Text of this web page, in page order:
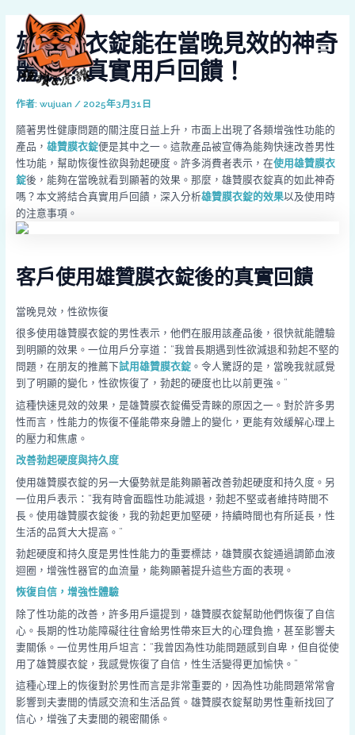
雄贊膜衣錠能在當晚見效的神奇
體驗？真實用戶回饋！
作者: wujuan / 2025年3月31日
隨著男性健康問題的關注度日益上升，市面上出現了各類增強性功能的
產品， 雄贊膜衣錠便是其中之一。這款產品被宣傳為能夠快速改善男性
性功能，幫助恢復性欲與勃起硬度。許多消費者表示，在使用雄贊膜衣
錠後，能夠在當晚就看到顯著的效果。那麼，雄贊膜衣錠真的如此神奇
嗎？本文將結合真實用戶回饋，深入分析雄贊膜衣錠的效果以及使用時
的注意事項。
客戶使用雄贊膜衣錠後的真實回饋
當晚見效，性欲恢復
很多使用雄贊膜衣錠的男性表示，他們在服用該產品後，很快就能體驗
到明顯的效果。一位用戶分享道：“我曾長期遇到性欲減退和勃起不堅的
問題，在朋友的推薦下試用雄贊膜衣錠。令人驚訝的是，當晚我就感覺
到了明顯的變化，性欲恢復了，勃起的硬度也比以前更強。”
這種快速見效的效果，是雄贊膜衣錠備受青睞的原因之一。對於許多男
性而言，性能力的恢復不僅能帶來身體上的變化，更能有效緩解心理上
的壓力和焦慮。
改善勃起硬度與持久度
使用雄贊膜衣錠的另一大優勢就是能夠顯著改善勃起硬度和持久度。另
一位用戶表示：“我有時會面臨性功能減退，勃起不堅或者維持時間不
長。使用雄贊膜衣錠後，我的勃起更加堅硬，持續時間也有所延長，性
生活的品質大大提高。”
勃起硬度和持久度是男性性能力的重要標誌，雄贊膜衣錠通過調節血液
迴圈，增強性器官的血流量，能夠顯著提升這些方面的表現。
恢復自信，增強性體驗
除了性功能的改善，許多用戶還提到，雄贊膜衣錠幫助他們恢復了自信
心。長期的性功能障礙往往會給男性帶來巨大的心理負擔，甚至影響夫
妻關係。一位男性用戶坦言：“我曾因為性功能問題感到自卑，但自從使
用了雄贊膜衣錠，我感覺恢復了自信，性生活變得更加愉快。”
這種心理上的恢復對於男性而言是非常重要的，因為性功能問題常常會
影響到夫妻間的情感交流和生活品質。雄贊膜衣錠幫助男性重新找回了
信心，增強了夫妻間的親密關係。
navigation